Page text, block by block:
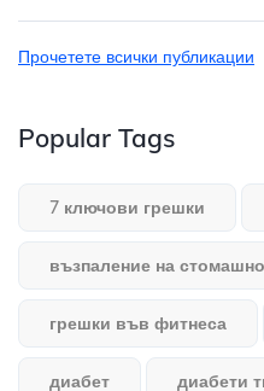
Прочетете всички публикации
Popular Tags
7 ключови грешки
възпаление на
грешки във фитнеса
диабет диабети